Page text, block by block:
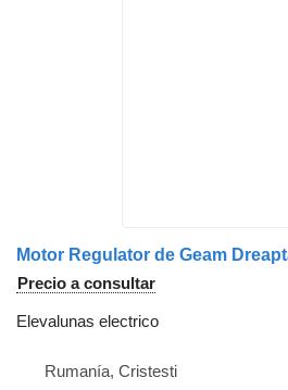
Precio a consultar
Elevalunas electrico
Rumanía, Cristesti